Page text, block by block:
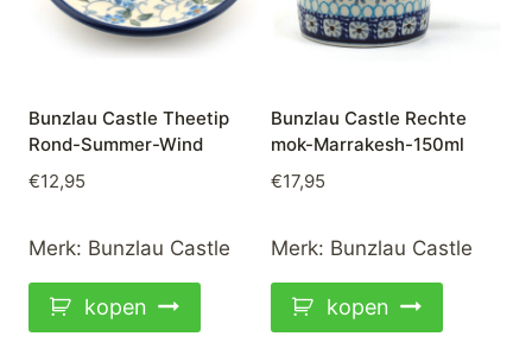
Bunzlau Castle Theetip
Rond-Summer-Wind
€12,95
Merk: Bunzlau Castle
kopen
Bunzlau Castle Rechte
mok-Marrakesh-150ml
€17,95
Merk: Bunzlau Castle
kopen